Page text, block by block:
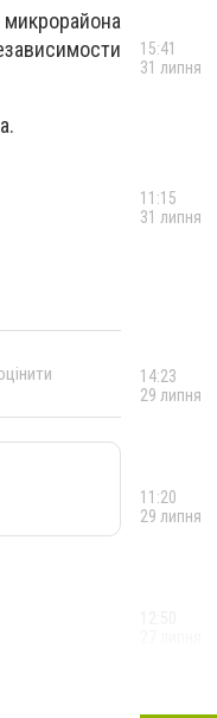
15:41
31 липня
11:15
31 липня
14:23
29 липня
11:20
29 липня